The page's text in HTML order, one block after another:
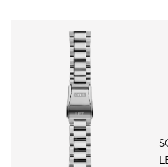
ABMESSUNGEN
Ø 32.20 mm, 14 1/4’’’
Automatischer Aufzug